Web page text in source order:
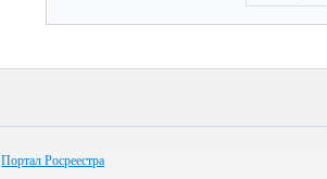
Портал Росреестра